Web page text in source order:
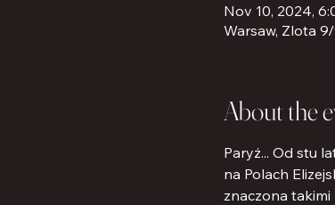
Nov 10, 2024,
Warsaw, Zlota
About the
Paryż... Od stu
na Polach
znaczona takimi